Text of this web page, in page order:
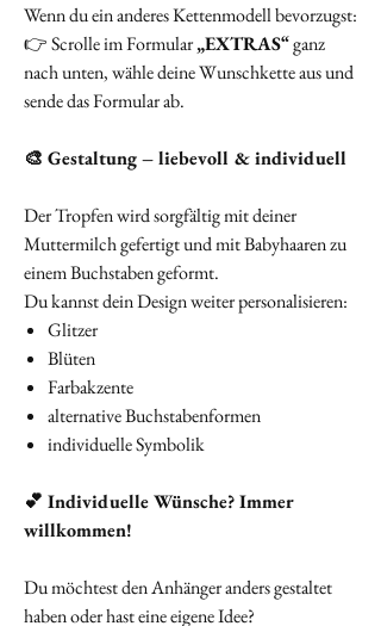
Wenn du ein anderes Kettenmodell bevorzugst:
👉 Scrolle im Formular„EXTRAS“ganz
nach unten, wähle deine Wunschkette aus und
sende das Formular ab.
🎨 Gestaltung – liebevoll & individuell
Der Tropfen wird sorgfältig mit deiner
Muttermilch gefertigt und mit Babyhaaren zu
einem Buchstaben geformt.
Du kannst dein Design weiter personalisieren:
Glitzer
Blüten
Farbakzente
alternative Buchstabenformen
individuelle Symbolik
💕 Individuelle Wünsche? Immer
willkommen!
Du möchtest den Anhänger anders gestaltet
haben oder hast eine eigene Idee?